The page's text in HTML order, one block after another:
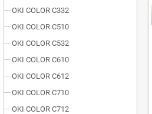
OKI COLOR C332
OKI COLOR C510
OKI COLOR C532
OKI COLOR C610
OKI COLOR C612
OKI COLOR C710
OKI COLOR C712